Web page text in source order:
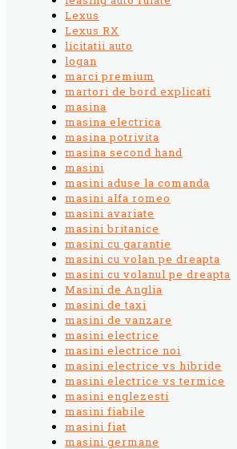
Lexus
Lexus RX
licitatii auto
logan
marci premium
martori de bord explicati
masina
masina electrica
masina potrivita
masina second hand
masini
masini aduse la comanda
masini alfa romeo
masini avariate
masini britanice
masini cu garantie
masini cu volan pe dreapta
masini cu volanul pe dreapta
Masini de Anglia
masini de taxi
masini de vanzare
masini electrice
masini electrice noi
masini electrice vs hibride
masini electrice vs termice
masini englezesti
masini fiabile
masini fiat
masini germane